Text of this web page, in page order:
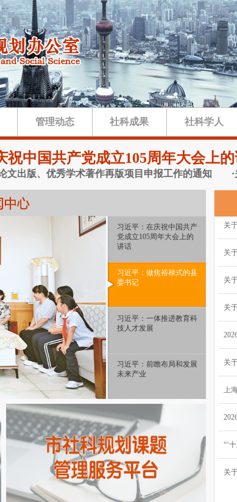
管理动态 社科成果 社科学人
祝中国共产党成立105周年大会上
、优秀学术著作再版项目申报工作的通知 ·关于做
习近平：在庆祝中国共产
党成立105周年大会上的
讲话
习近平：做焦裕禄式的县
委书记
习近平：一体推进教育科
技人才发展
习近平：前瞻布局和发展
未来产业
关
关
关
关
关
上
“‘
关